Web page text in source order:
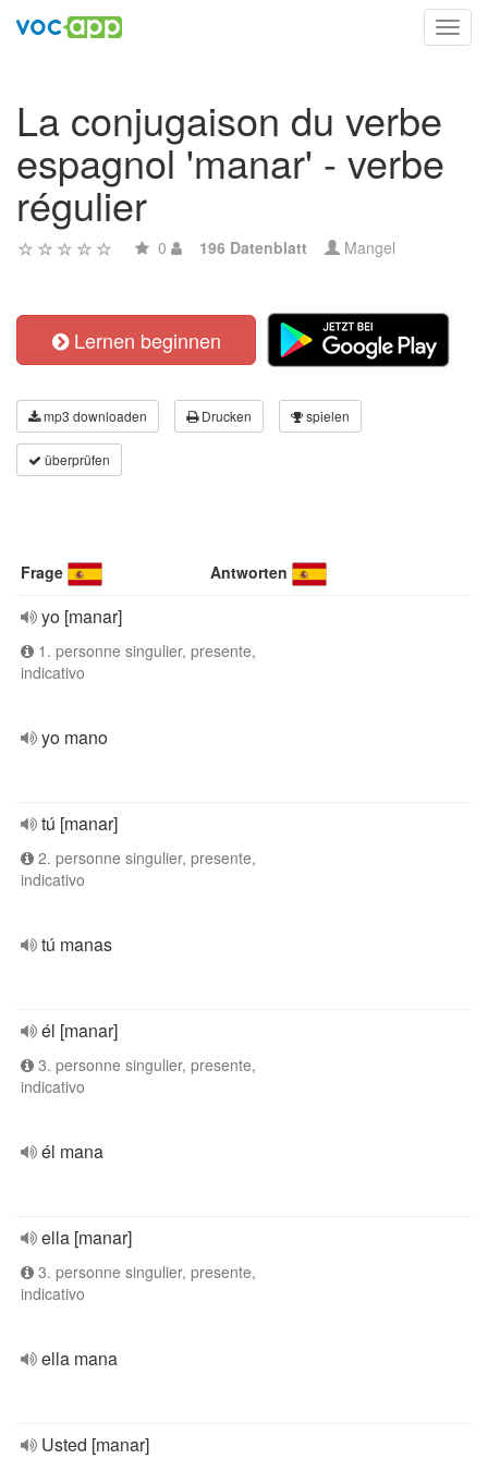
La conjugaison du verbe
espagnol 'manar' - verbe
régulier
0 196 Datenblatt Mangel
Lernen beginnen
mp3 downloaden Drucken spielen
überprüfen
Frage Antworten
yo [manar]
1. personne singulier, presente,
indicativo
yo mano
tú [manar]
2. personne singulier, presente,
indicativo
tú manas
él [manar]
3. personne singulier, presente,
indicativo
él mana
ella [manar]
3. personne singulier, presente,
indicativo
ella mana
Usted [manar]